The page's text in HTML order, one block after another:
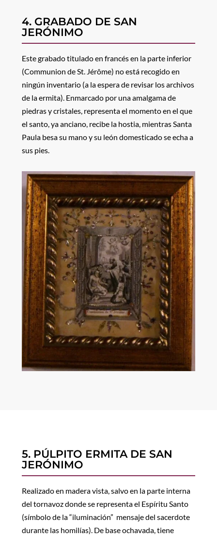
4. GRABADO DE SAN
JERÓNIMO
Este grabado titulado en francés en la parte inferior
(Communion de St. Jérôme) no está recogido en
ningún inventario (a la espera de revisar los archivos
de la ermita). Enmarcado por una amalgama de
piedras y cristales, representa el momento en el que
el santo, ya anciano, recibe la hostia, mientras Santa
Paula besa su mano y su león domesticado se echa a
sus pies.
5. PÚLPITO ERMITA DE SAN
JERÓNIMO
Realizado en madera vista, salvo en la parte interna
del tornavoz donde se representa el Espíritu Santo
(símbolo de la “iluminación” mensaje del sacerdote
durante las homilías). De base ochavada, tiene